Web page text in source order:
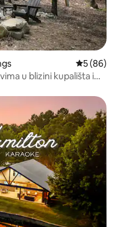
Prosječna
5 (86)
u blizini kupališta i